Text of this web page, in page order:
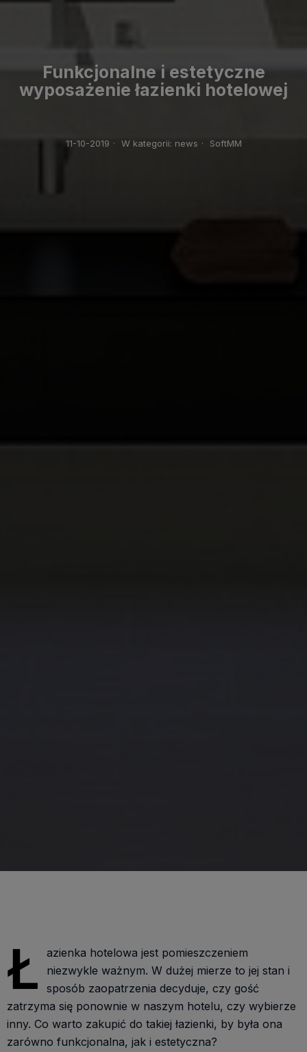
Funkcjonalne i estetyczne
wyposażenie łazienki hotelowej
11-10-2019 · W kategorii: news · SoftMM
Ł
azienka hotelowa jest pomieszczeniem
niezwykle ważnym. W dużej mierze to jej stan i
sposób zaopatrzenia decyduje, czy gość
zatrzyma się ponownie w naszym hotelu, czy wybierze
inny. Co warto zakupić do takiej łazienki, by była ona
zarówno funkcjonalna, jak i estetyczna?